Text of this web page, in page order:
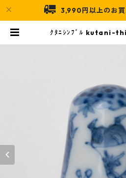
3,990円以上のお
ｸﾀﾆｼﾝﾌﾞﾙ kutani-